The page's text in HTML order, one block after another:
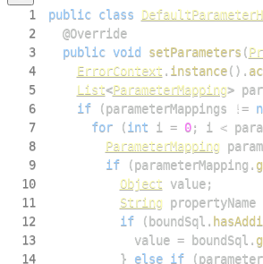
1 public class
2
@Override
3
public void setParameters (
4
ErrorContext . instance( ) .
5
List<ParameterMapping>
6
if (parameterMappings !=
7
for (int i = 0; i <
8
ParameterMapping
9
if (parameterMapping .
10
Object value;
11
String propertyName
12
if ( boundSql .
13
            value
= boundSql .
14
} else if (